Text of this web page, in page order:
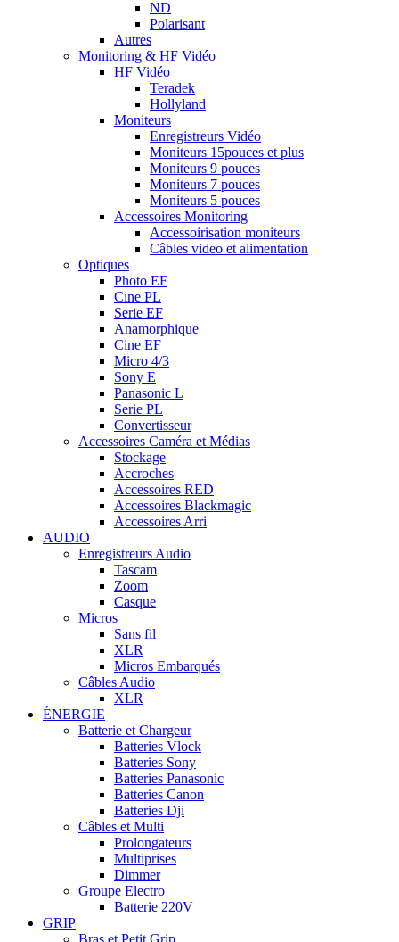
ND
Polarisant
Autres
Monitoring & HF Vidéo
HF Vidéo
Teradek
Hollyland
Moniteurs
Enregistreurs Vidéo
Moniteurs 15pouces et plus
Moniteurs 9 pouces
Moniteurs 7 pouces
Moniteurs 5 pouces
Accessoires Monitoring
Accessoirisation moniteurs
Câbles video et alimentation
Optiques
Photo EF
Cine PL
Serie EF
Anamorphique
Cine EF
Micro 4/3
Sony E
Panasonic L
Serie PL
Convertisseur
Accessoires Caméra et Médias
Stockage
Accroches
Accessoires RED
Accessoires Blackmagic
Accessoires Arri
AUDIO
Enregistreurs Audio
Tascam
Zoom
Casque
Micros
Sans fil
XLR
Micros Embarqués
Câbles Audio
XLR
ÉNERGIE
Batterie et Chargeur
Batteries Vlock
Batteries Sony
Batteries Panasonic
Batteries Canon
Batteries Dji
Câbles et Multi
Prolongateurs
Multiprises
Dimmer
Groupe Electro
Batterie 220V
GRIP
Bras et Petit Grip